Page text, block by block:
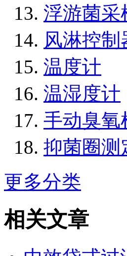
浮游菌采
风淋控制
温度计
温湿度计
手动臭氧
抑菌圈测
更多分类
相关文章